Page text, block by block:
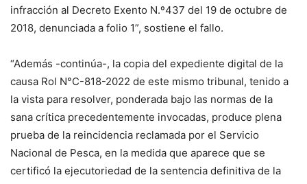
infracción al Decreto Exento N.º437 del 19 de octubre de
2018, denunciada a folio 1”, sostiene el fallo.
“Además -continúa-, la copia del expediente digital de la
causa Rol N°C-818-2022 de este mismo tribunal, tenido a
la vista para resolver, ponderada bajo las normas de la
sana crítica precedentemente invocadas, produce plena
prueba de la reincidencia reclamada por el Servicio
Nacional de Pesca, en la medida que aparece que se
certificó la ejecutoriedad de la sentencia definitiva de la